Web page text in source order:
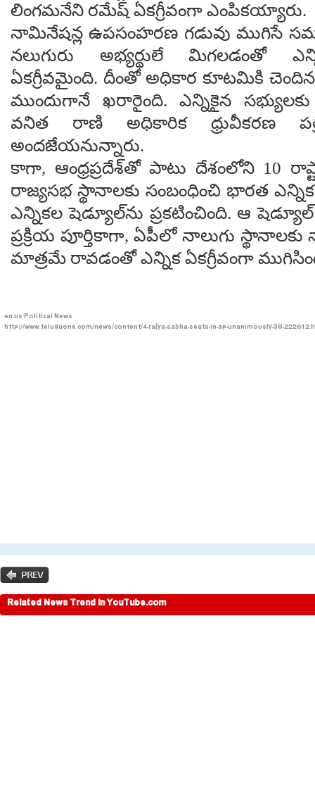
లింగమనేని రమేష్ ఏకగ్రీవంగా ఎంపికయ్యారు.
నామినేషన్ల ఉపసంహరణ గడువు
నలుగురు అభ్యర్థులే మిగలడంతో
ఏకగ్రీవమైంది. దీంతో అధికార కూటమికి
ముందుగానే ఖరారైంది. ఎన్నికైన
వనిత రాణి అధికారిక ధ్రువీకరణ
అందజేయనున్నారు.
కాగా, ఆంధ్రప్రదేశ్‌తో పాటు దేశంలోని 10
రాజ్యసభ స్థానాలకు సంబంధించి భారత
ఎన్నికల షెడ్యూల్‌ను ప్రకటించింది. ఆ
ప్రక్రియ పూర్తికాగా, ఏపీలో నాలుగు స్థానాలకు
మాత్రమే రావడంతో ఎన్నిక ఏకగ్రీవంగా
en-usPolitical News
http://www.teluguone.com/news/content/4-rajya-sabha-seats-in-ap-unanimously-39-